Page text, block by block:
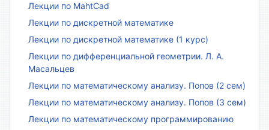
Лекции по MahtCad
Лекции по дискретной математике
Лекции по дискретной математике (1 курс)
Лекции по дифференциальной геометрии. Л. А.
Масальцев
Лекции по математическому анализу. Попов (2 сем)
Лекции по математическому анализу. Попов (3 сем)
Лекции по математическому программированию